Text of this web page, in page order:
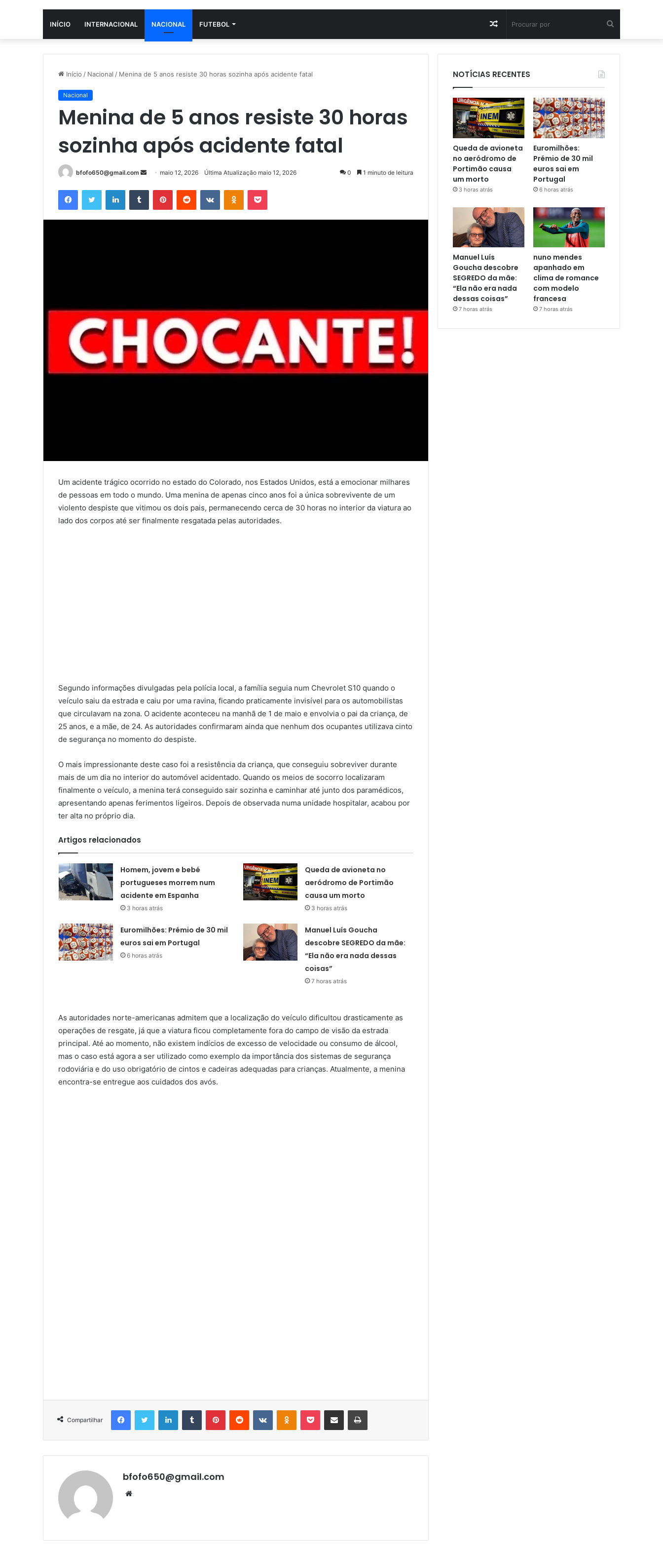
INÍCIO INTERNACIONAL NACIONAL FUTEBOL
por
Artigo
aleatório
Início / Nacional / Menina de 5 anos resiste 30 horas sozinha após acidente fatal
Nacional
Menina de 5 anos resiste 30 horas
sozinha após acidente fatal
bfofo650@gmail.com
Mande
mail
maio 12, 2026 Última Atualização maio 12, 2026 0 1 minuto de leitura
FacebookTwitter LinkedinTumblr PinterestReddit VK OK Pocket
Um acidente trágico ocorrido no estado do Colorado, nos Estados Unidos, está a emocionar milhares
de pessoas em todo o mundo. Uma menina de apenas cinco anos foi a única sobrevivente de um
violento despiste que vitimou os dois pais, permanecendo cerca de 30 horas no interior da viatura ao
lado dos corpos até ser finalmente resgatada pelas autoridades.
Segundo informações divulgadas pela polícia local, a família seguia num Chevrolet S10 quando o
veículo saiu da estrada e caiu por uma ravina, ficando praticamente invisível para os automobilistas
que circulavam na zona. O acidente aconteceu na manhã de 1 de maio e envolvia o pai da criança, de
25 anos, e a mãe, de 24. As autoridades confirmaram ainda que nenhum dos ocupantes utilizava cinto
de segurança no momento do despiste.
O mais impressionante deste caso foi a resistência da criança, que conseguiu sobreviver durante
mais de um dia no interior do automóvel acidentado. Quando os meios de socorro localizaram
finalmente o veículo, a menina terá conseguido sair sozinha e caminhar até junto dos paramédicos,
apresentando apenas ferimentos ligeiros. Depois de observada numa unidade hospitalar, acabou por
ter alta no próprio dia.
Artigos relacionados
Homem, jovem e bebé
portugueses morrem num
acidente em Espanha
3 horas atrás
Queda de avioneta no
aeródromo de Portimão
causa um morto
3 horas atrás
Euromilhões: Prémio de 30 mil
euros sai em Portugal
6 horas atrás
Manuel Luís Goucha
descobre SEGREDO da mãe:
“Ela não era nada dessas
coisas”
7 horas atrás
As autoridades norte-americanas admitem que a localização do veículo dificultou drasticamente as
operações de resgate, já que a viatura ficou completamente fora do campo de visão da estrada
principal. Até ao momento, não existem indícios de excesso de velocidade ou consumo de álcool,
mas o caso está agora a ser utilizado como exemplo da importância dos sistemas de segurança
rodoviária e do uso obrigatório de cintos e cadeiras adequadas para crianças. Atualmente, a menina
encontra-se entregue aos cuidados dos avós.
Compartilhar
FacebookTwitter LinkedinTumblr PinterestReddit VK OK Pocket Compartilhar via e-mail Imprimir
bfofo650@gmail.com
Website
NOTÍCIAS RECENTES
Queda de avioneta
no aeródromo de
Portimão causa
um morto
3 horas atrás
Euromilhões:
Prémio de 30 mil
euros sai em
Portugal
6 horas atrás
Manuel Luís
Goucha descobre
SEGREDO da mãe:
“Ela não era nada
dessas coisas”
7 horas atrás
nuno mendes
apanhado em
clima de romance
com modelo
francesa
7 horas atrás